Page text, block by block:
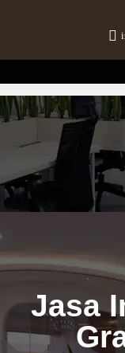
Estetika
Design & Build Consultant
Jasa